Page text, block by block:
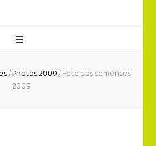
/Photos 2009/Fête des semences
2009